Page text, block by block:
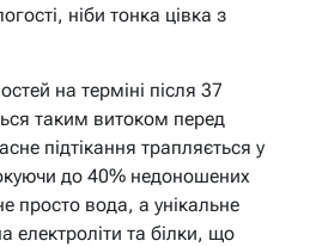
ніби тонка цівка з
на терміні після 37
таким витоком перед
підтікання трапляється у
до 40% недоношених
просто вода, а унікальне
електроліти та білки, що